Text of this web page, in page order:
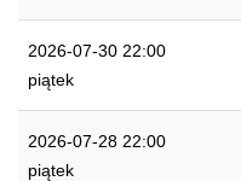
2026-07-30 22:00
piątek
2026-07-28 22:00
piątek